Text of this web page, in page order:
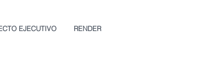
EJECUTIVO RENDER